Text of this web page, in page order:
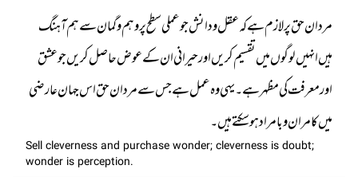
مردان حق پر لازم ہے کہ عقل و دانش جو عملی سطح پر وہم و گمان سے ہم آہنگ
ہیں انہیں لوگوں میں تقسیم کریں اور حیرانی ان کے عوض حاصل کریں جو عشق
اور معرفت کی مظہر ہے۔ یہی وہ عمل ہے جس سے مردان حق اس جہان ‍ عارضی
میں کامران و بامراد ہو سکتے ہیں۔
Sell cleverness and purchase wonder; cleverness is doubt;
wonder is perception.